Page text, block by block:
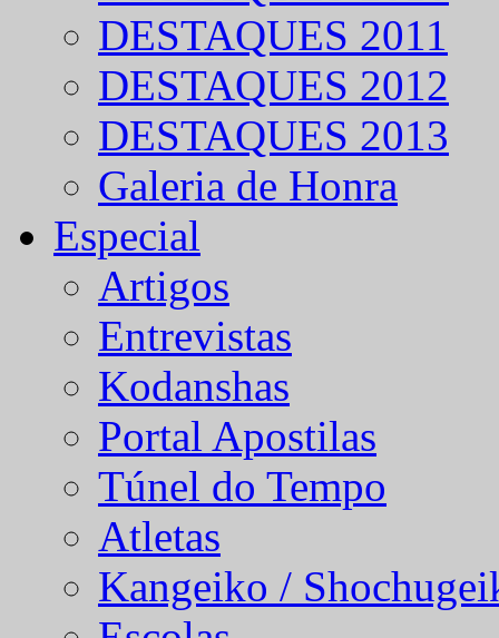
DESTAQUES 2011
DESTAQUES 2012
DESTAQUES 2013
Galeria de Honra
Especial
Artigos
Entrevistas
Kodanshas
Portal Apostilas
Túnel do Tempo
Atletas
Kangeiko /